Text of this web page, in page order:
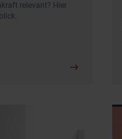
relevant? Hier